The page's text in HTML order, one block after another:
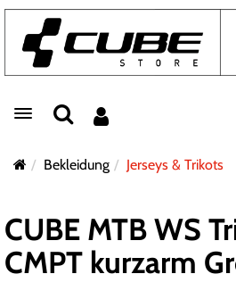
Toggle navigation
Bekleidung Jerseys & Trikots
CUBE MTB WS
CMPT kurzarm